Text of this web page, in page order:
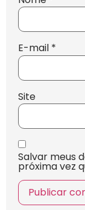
E-mail *
Site
Salvar meus
próxima vez